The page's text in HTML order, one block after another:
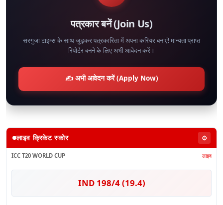
पत्रकार बनें (Join Us)
सरगुजा टाइम्स के साथ जुड़कर पत्रकारिता में अपना करियर बनाएं! मान्यता प्राप्त
रिपोर्टर बनने के लिए अभी आवेदन करें।
✍️ अभी आवेदन करें (Apply Now)
लाइव क्रिकेट स्कोर ⚙️
ICC T20 WORLD CUP लाइव
IND 198/4 (19.4)